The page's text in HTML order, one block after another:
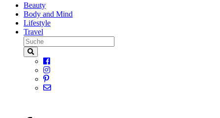
Beauty
Body and Mind
Lifestyle
Travel